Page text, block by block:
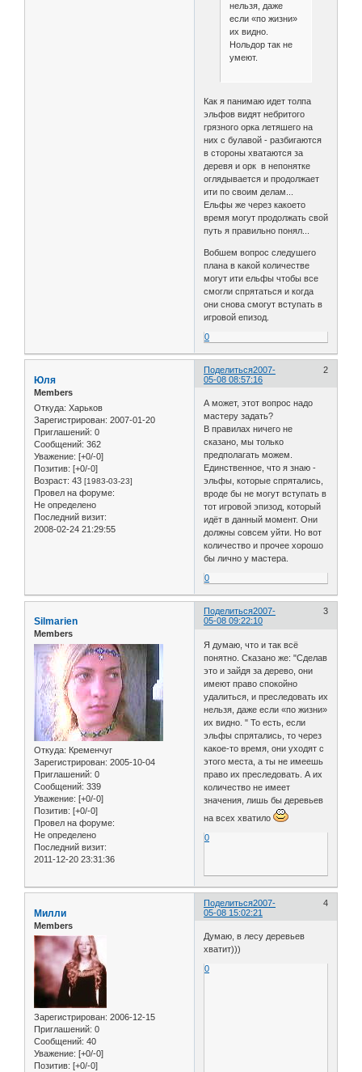
нельзя, даже
если «по жизни»
их видно.
Нольдор так не
умеют.
Как я панимаю идет толпа
эльфов видят небритого
грязного орка летяшего на
них с булавой - разбигаются
в стороны хватаются за
деревя и орк в непонятке
оглядывается и продолжает
ити по своим делам...
Ельфы же через какоето
время могут продолжать свой
путь я правильно понял...
Вобшем вопрос следушего
плана в какой количестве
могут ити ельфы чтобы все
смогли спрятаться и когда
они снова смогут вступать в
игровой епизод.
0
Поделиться 2
2007-
05-08 08:57:16
Юля
Members
Откуда: Харьков
Зарегистрирован: 2007-01-20
Приглашений: 0
Сообщений: 362
Уважение: [+0/-0]
Позитив: [+0/-0]
Возраст: 43 [1983-03-23]
Провел на форуме:
Не определено
Последний визит:
2008-02-24 21:29:55
А может, этот вопрос надо
мастеру задать?
В правилах ничего не
сказано, мы только
предполагать можем.
Единственное, что я знаю -
эльфы, которые спрятались,
вроде бы не могут вступать в
тот игровой эпизод, который
идёт в данный момент. Они
должны совсем уйти. Но вот
количество и прочее хорошо
бы лично у мастера.
0
Поделиться 3
2007-
05-08 09:22:10
Silmarien
Members
Откуда: Кременчуг
Зарегистрирован: 2005-10-04
Приглашений: 0
Сообщений: 339
Уважение: [+0/-0]
Позитив: [+0/-0]
Провел на форуме:
Не определено
Последний визит:
2011-12-20 23:31:36
Я думаю, что и так всё
понятно. Сказано же: "Сделав
это и зайдя за дерево, они
имеют право спокойно
удалиться, и преследовать их
нельзя, даже если «по жизни»
их видно. " То есть, если
эльфы спрятались, то через
какое-то время, они уходят с
этого места, а ты не имеешь
право их преследовать. А их
количество не имеет
значения, лишь бы деревьев
на всех хватило
0
Поделиться 4
2007-
05-08 15:02:21
Милли
Members
Зарегистрирован: 2006-12-15
Приглашений: 0
Сообщений: 40
Уважение: [+0/-0]
Позитив: [+0/-0]
Думаю, в лесу деревьев
хватит)))
0